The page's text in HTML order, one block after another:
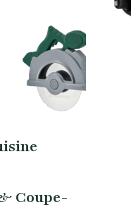
Coupe-